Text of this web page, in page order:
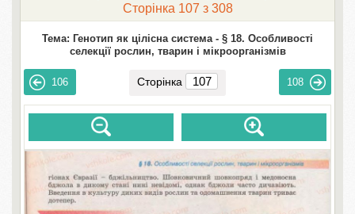
Сторінка 107 з 308
Тема: Генотип як цілісна система - § 18. Особливості
селекції рослин, тварин і мікроорганізмів
106 Сторінка 108